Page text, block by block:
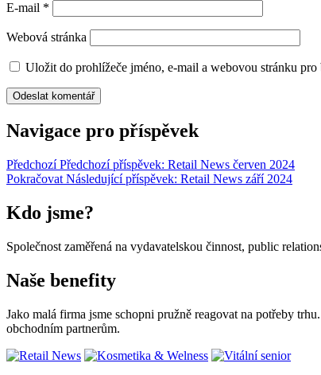
E-mail *
Webová stránka
Uložit do prohlížeče jméno, e-mail a webovou stránku pro
Navigace pro příspěvek
Předchozí Předchozí příspěvek: Retail News červen 2024
Pokračovat Následující příspěvek: Retail News září 2024
Kdo jsme?
Společnost zaměřená na vydavatelskou činnost, public
Naše benefity
Jako malá firma jsme schopni pružně reagovat na potřeby
obchodním partnerům.